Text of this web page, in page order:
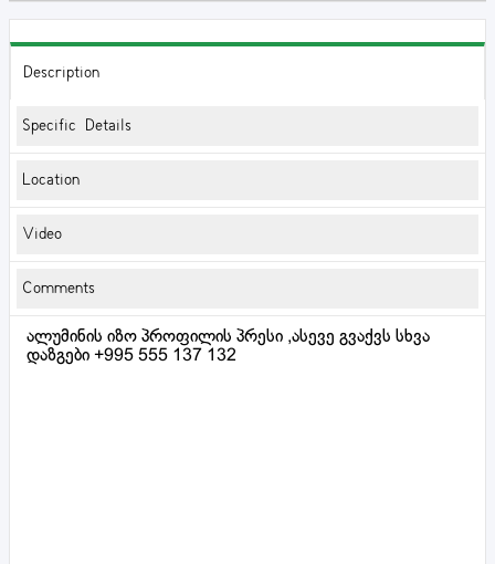
Description
Specific Details
Location
Video
Comments
ალუმინის იზო პროფილის პრესი ,ასევე გვაქვს სხვა
დაზგები +995 555 137 132